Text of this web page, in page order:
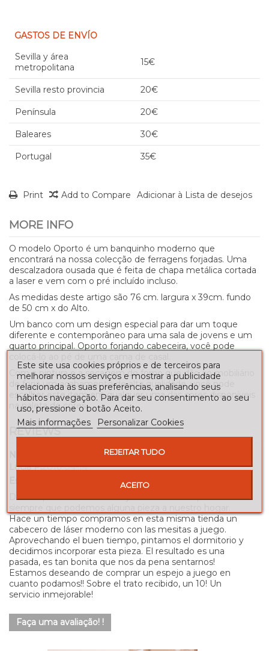
GASTOS DE ENVÍO
Sevilla y área
metropolitana
15€
Sevilla resto provincia 20€
Península 20€
Baleares 30€
Portugal 35€
Print Add to Compare Adicionar à Lista de desejos
MORE INFO
O modelo Oporto é um banquinho moderno que
encontrará na nossa colecção de ferragens forjadas. Uma
descalzadora ousada que é feita de chapa metálica cortada
a laser e vem com o pré incluído incluso.
As medidas deste artigo são 76 cm. largura x 39cm. fundo
de 50 cm x do Alto.
Um banco com um design especial para dar um toque
diferente e contemporâneo para uma sala de jovens e um
quarto principal. Oporto forjando cabeceira, você pode
Com a pintura e a secagem do forno que dão ao mobiliário
de forja um acabamento de alta qualidade, você pode
escolher este item em qualquer uma das cores disponíveis
na paleta de cores.
REVIEWS
Lucía P.2016-04-14
Desde que conocimos la forja moderna incorporamos
Hace un tiempo compramos en esta misma tienda un
cabecero de láser moderno con las mesitas a juego.
Aprovechando el buen tiempo, pintamos el dormitorio y
decidimos incorporar esta pieza. El resultado es una
pasada, es tan bonita que nos da pena sentarnos!
Estamos deseando de comprar un espejo a juego en
cuanto podamos!! Sobre el trato recibido, un 10! Un
servicio inmejorable!
Faça uma avaliação! !
Este site usa cookies próprios e de terceiros para
melhorar nossos serviços e mostrar a publicidade
relacionada às suas preferências, analisando seus
hábitos navegação. Para dar seu consentimento ao seu
uso, pressione o botão Aceito.
Mais informações
Personalizar Cookies
REJEITAR TUDO
ACEITO